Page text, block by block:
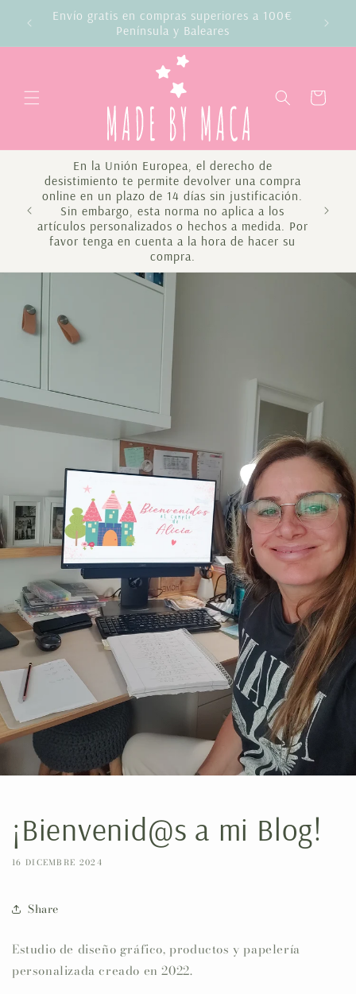
direttamente
ai contenuti
Envío gratis en compras superiores a 100€
Península y Baleares
Carrello
En la Unión Europea, el derecho de
desistimiento te permite devolver una compra
online en un plazo de 14 días sin justificación.
Sin embargo, esta norma no aplica a los
artículos personalizados o hechos a medida. Por
favor tenga en cuenta a la hora de hacer su
compra.
¡Bienvenid@s a mi Blog!
16 DICEMBRE 2024
Share
Estudio de diseño gráfico, productos y papelería
personalizada creado en 2022.